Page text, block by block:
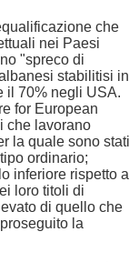
che
nei Paesi
"spreco di
stabilitisi in
il 70% negli USA.
for European
che lavorano
la quale sono stati
ordinario;
inferiore rispetto a
loro titoli di
di quello che
la